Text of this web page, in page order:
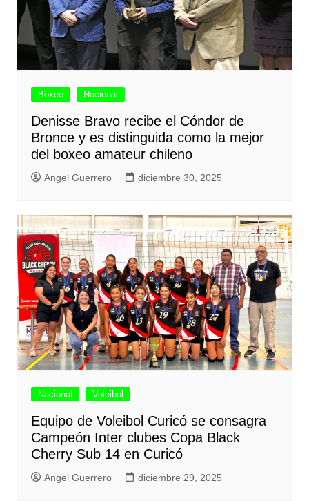
Boxeo Nacional
Denisse Bravo recibe el Cóndor de
Bronce y es distinguida como la mejor
del boxeo amateur chileno
Angel Guerrero diciembre 30, 2025
Nacional Voleibol
Equipo de Voleibol Curicó se consagra
Campeón Inter clubes Copa Black
Cherry Sub 14 en Curicó
Angel Guerrero diciembre 29, 2025